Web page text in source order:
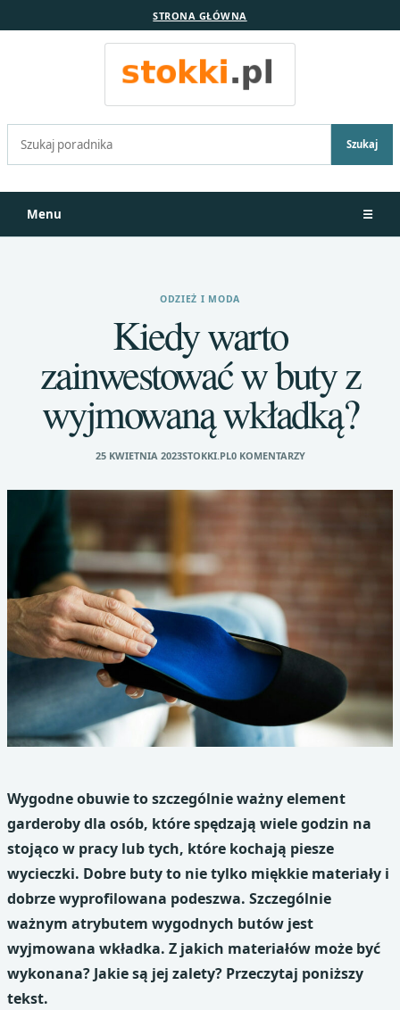
STRONA GŁÓWNA
Szukaj:
Szukaj
Menu ☰
ODZIEŻ I MODA
Kiedy warto
zainwestować w buty z
wyjmowaną wkładką?
25 KWIETNIA 2023STOKKI.PL0 KOMENTARZY
Wygodne obuwie to szczególnie ważny element
garderoby dla osób, które spędzają wiele godzin na
stojąco w pracy lub tych, które kochają piesze
wycieczki. Dobre buty to nie tylko miękkie materiały i
dobrze wyprofilowana podeszwa. Szczególnie
ważnym atrybutem wygodnych butów jest
wyjmowana wkładka. Z jakich materiałów może być
wykonana? Jakie są jej zalety? Przeczytaj poniższy
tekst.